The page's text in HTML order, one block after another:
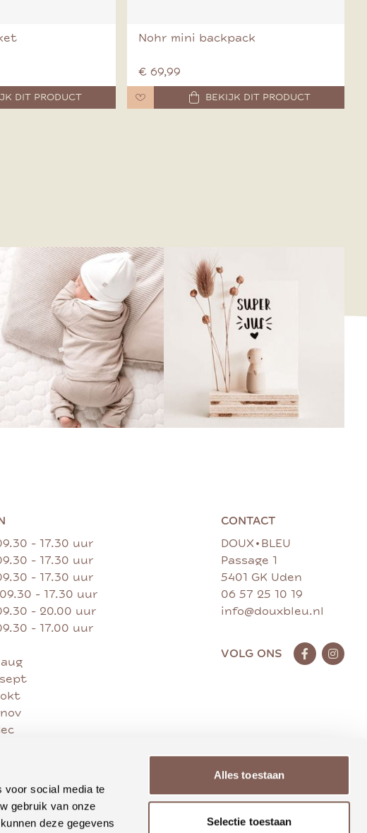
voor social media te
gebruik van onze
deze gegevens
Alles toestaan
Selectie toestaan
DIT PRODUCT
Nohr mini backpack
€ 69,99
BEKIJK DIT PRODUCT
- 17.30 uur
- 17.30 uur
- 17.30 uur
09.30 - 17.30 uur
- 20.00 uur
- 17.00 uur
CONTACT
DOUX • BLEU
Passage 1
5401 GK Uden
06 57 25 10 19
info@douxbleu.nl
VOLG ONS